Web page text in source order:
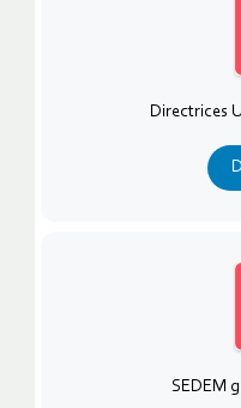
Directrices
SEDEM